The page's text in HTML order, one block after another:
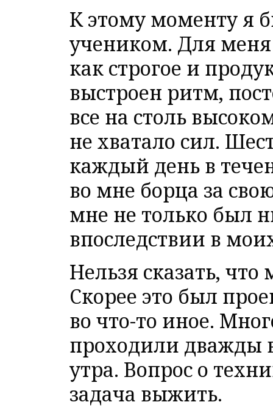
К этому моменту я
учеником. Для
как строгое и
выстроен ритм,
все на столь
не хватало сил.
каждый день в
во мне борца за
мне не только был
впоследствии в
Нельзя сказать,
Скорее это был
во что-то иное.
проходили дважды
утра. Вопрос о
задача выжить.